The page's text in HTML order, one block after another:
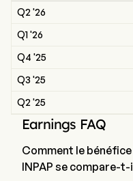
Q2 '26
Q1 '26
Q4 '25
Q3 '25
Q2 '25
Earnings FAQ
Comment le
INPAP se compare-